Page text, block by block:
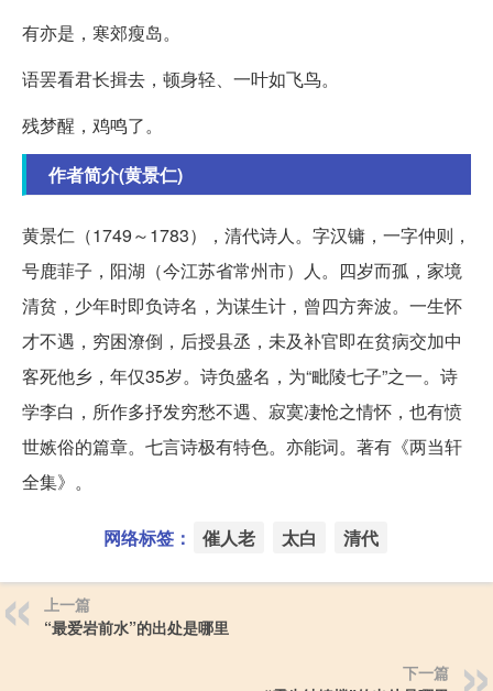
有亦是，寒郊瘦岛。
语罢看君长揖去，顿身轻、一叶如飞鸟。
残梦醒，鸡鸣了。
作者简介(黄景仁)
黄景仁（1749～1783），清代诗人。字汉镛，一字仲则，
号鹿菲子，阳湖（今江苏省常州市）人。四岁而孤，家境
清贫，少年时即负诗名，为谋生计，曾四方奔波。一生怀
才不遇，穷困潦倒，后授县丞，未及补官即在贫病交加中
客死他乡，年仅35岁。诗负盛名，为“毗陵七子”之一。诗
学李白，所作多抒发穷愁不遇、寂寞凄怆之情怀，也有愤
世嫉俗的篇章。七言诗极有特色。亦能词。著有《两当轩
全集》。
网络标签： 催人老 太白 清代
上一篇
“最爱岩前水”的出处是哪里
下一篇